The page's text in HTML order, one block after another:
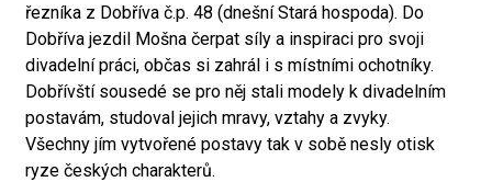
řezníka z Dobříva č.p. 48 (dnešní Stará hospoda). Do
Dobříva jezdil Mošna čerpat síly a inspiraci pro svoji
divadelní práci, občas si zahrál i s místními ochotníky.
Dobřívští sousedé se pro něj stali modely k divadelním
postavám, studoval jejich mravy, vztahy a zvyky.
Všechny jím vytvořené postavy tak v sobě nesly otisk
ryze českých charakterů.